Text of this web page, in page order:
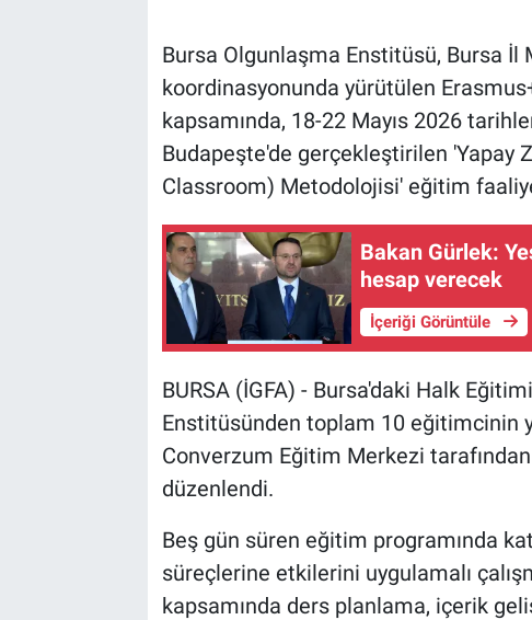
Bursa Olgunlaşma Enstitüsü, Bursa
koordinasyonunda yürütülen
kapsamında, 18-22 Mayıs 2026
Budapeşte'de gerçekleştirilen 'Yapay
Classroom) Metodolojisi' eğitim
Bakan Gürlek:
hesap verecek
İçeriği Görüntüle
BURSA (İGFA) - Bursa'daki Halk
Enstitüsünden toplam 10 eğitimcinin
Converzum Eğitim Merkezi
düzenlendi.
Beş gün süren eğitim programında
süreçlerine etkilerini uygulamalı
kapsamında ders planlama, içerik